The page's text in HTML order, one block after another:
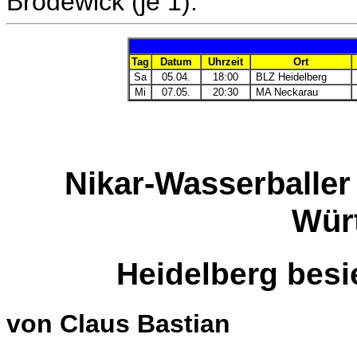
Tag Datum Uhrzeit
Ort
Sa
05.04. 18:00
BLZ Heidelberg
Mi
07.05. 20:30 MA Neckarau
Nikar-
Heidelberg
von Claus Bastian